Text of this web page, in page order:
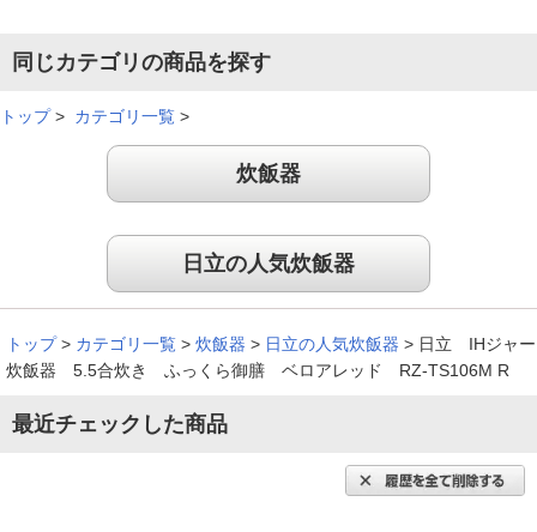
と同じお米？って思ったほどです。そして、わざと保温でおい
ておきましたが、本当に美味しさが持続していました。
違いに驚き！
今まで使っていたのは特別な機能などは付いてない普通のもの
でした。別に不満もなく使っていましたが、初めてこれでご飯
食べているという実感が強く感じられました。
同じカテゴリの商品を探す
トップ> カテゴリ一覧 >
炊飯器
日立の人気炊飯器
トップ > カテゴリ一覧 > 炊飯器 > 日立の人気炊飯器 > 日立 IHジャー
炊飯器 5.5合炊き ふっくら御膳 ベロアレッド RZ-TS106M R
最近チェックした商品